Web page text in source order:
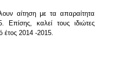
αίτηση με τα απαραίτητα
Επίσης, καλεί τους ιδιώτες
έτος 2014 -2015.